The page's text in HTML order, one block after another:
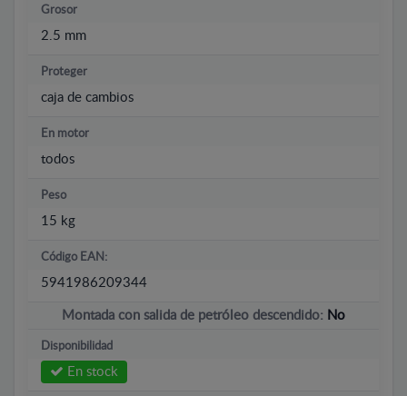
Grosor
2.5 mm
Proteger
caja de cambios
En motor
todos
Peso
15 kg
Código EAN:
5941986209344
Montada con salida de petróleo descendido: No
Disponibilidad
En stock